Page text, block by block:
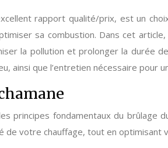
rapport qualité/prix, est un
sa combustion. Dans cet
la pollution et prolonger la durée
ainsi que l’entretien nécessaire pour
fondamentaux du brûlage
votre chauffage, tout en optimisant